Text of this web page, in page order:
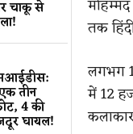
चाकू से
तीन
4 की
घायल!
तक
लगभग
में 12